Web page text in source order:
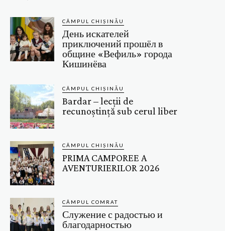
CÂMPUL CHIȘINĂU
День искателей
приключений прошёл в
общине «Вефиль» города
Кишинёва
CÂMPUL CHIȘINĂU
Bardar – lecții de
recunoștință sub cerul liber
CÂMPUL CHIȘINĂU
PRIMA CAMPOREE A
AVENTURIERILOR 2026
CÂMPUL COMRAT
Служение с радостью и
благодарностью